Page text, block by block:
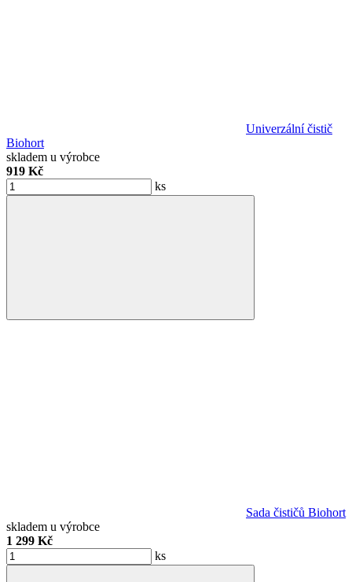
Univerzální čistič
Biohort
skladem u výrobce
919 Kč
ks
Sada čističů Biohort
skladem u výrobce
1 299 Kč
ks